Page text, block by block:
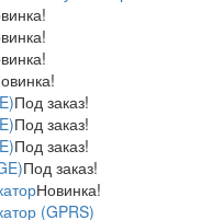
Под заказ!
Под заказ!
Под заказ!
Под заказ!
Новинка!
(GPRS)